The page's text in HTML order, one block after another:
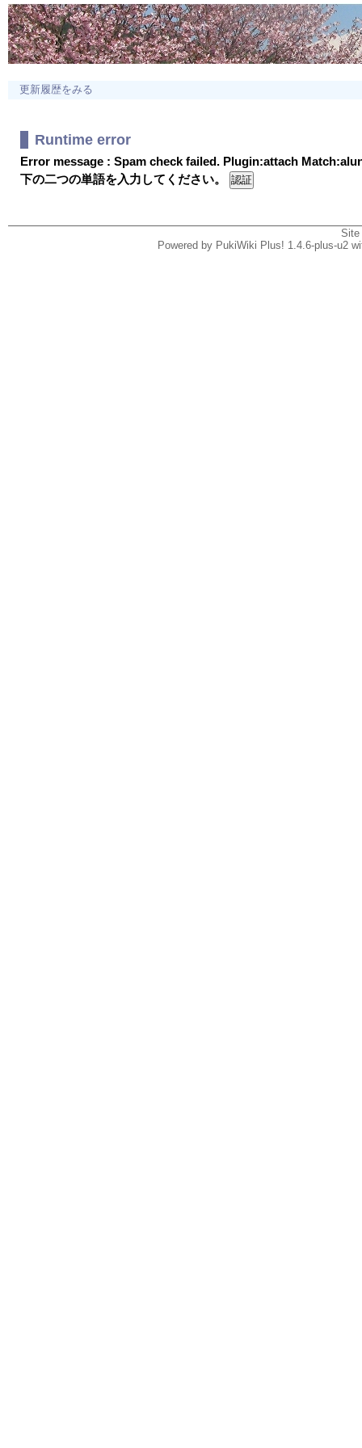
更新履歴をみる
Runtime error
Error message : Spam check failed. Plugin:attach
下の二つの単語を入力してください。
Powered by PukiWiki Plus! 1.4.6-plus-u2